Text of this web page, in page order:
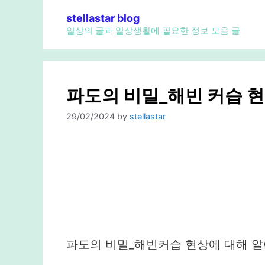
stellastar blog
일상의 글과 일상생활에 필요한 정보 모음 글
파도의 비밀_해빈 커습
29/02/2024 by stellastar
파도의 비밀_해빈커습 현상에 대해